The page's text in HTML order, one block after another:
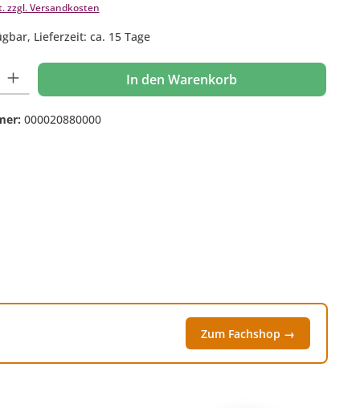
zzgl. Versandkosten
Lieferzeit: ca. 15 Tage
Gib den gewünschten Wert ein oder benutze die Schaltflächen um die
In den Warenkorb
000020880000
Zum Fachshop →